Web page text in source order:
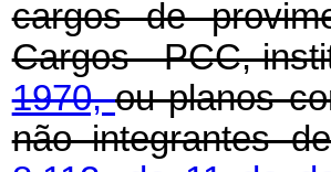
cargos de
Cargos - PCC,
1970,ou planos
não integrantes